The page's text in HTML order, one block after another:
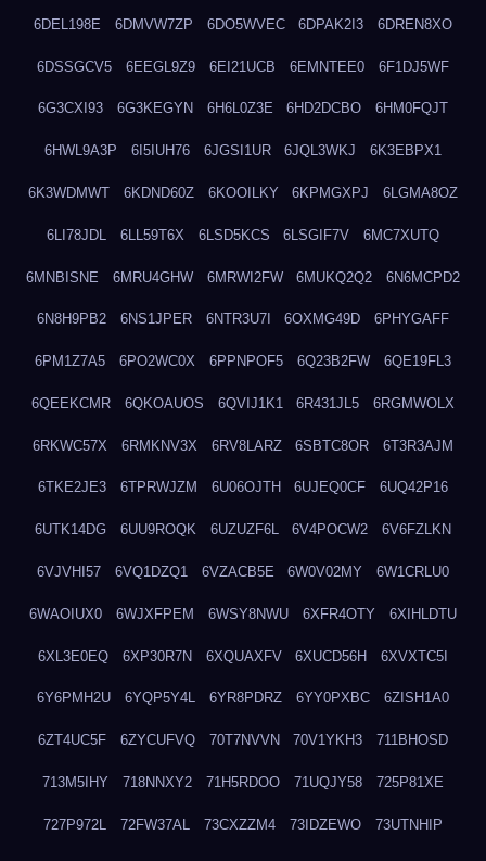
6DEL198E 6DMVW7ZP 6DO5WVEC 6DPAK2I3 6DREN8XO
6DSSGCV5 6EEGL9Z9 6EI21UCB 6EMNTEE0 6F1DJ5WF
6G3CXI93 6G3KEGYN 6H6L0Z3E 6HD2DCBO 6HM0FQJT
6HWL9A3P 6I5IUH76 6JGSI1UR 6JQL3WKJ 6K3EBPX1
6K3WDMWT 6KDND60Z 6KOOILKY 6KPMGXPJ 6LGMA8OZ
6LI78JDL 6LL59T6X 6LSD5KCS 6LSGIF7V 6MC7XUTQ
6MNBISNE 6MRU4GHW 6MRWI2FW 6MUKQ2Q2 6N6MCPD2
6N8H9PB2 6NS1JPER 6NTR3U7I 6OXMG49D 6PHYGAFF
6PM1Z7A5 6PO2WC0X 6PPNPOF5 6Q23B2FW 6QE19FL3
6QEEKCMR 6QKOAUOS 6QVIJ1K1 6R431JL5 6RGMWOLX
6RKWC57X 6RMKNV3X 6RV8LARZ 6SBTC8OR 6T3R3AJM
6TKE2JE3 6TPRWJZM 6U06OJTH 6UJEQ0CF 6UQ42P16
6UTK14DG 6UU9ROQK 6UZUZF6L 6V4POCW2 6V6FZLKN
6VJVHI57 6VQ1DZQ1 6VZACB5E 6W0V02MY 6W1CRLU0
6WAOIUX0 6WJXFPEM 6WSY8NWU 6XFR4OTY 6XIHLDTU
6XL3E0EQ 6XP30R7N 6XQUAXFV 6XUCD56H 6XVXTC5I
6Y6PMH2U 6YQP5Y4L 6YR8PDRZ 6YY0PXBC 6ZISH1A0
6ZT4UC5F 6ZYCUFVQ 70T7NVVN 70V1YKH3 711BHOSD
713M5IHY 718NNXY2 71H5RDOO 71UQJY58 725P81XE
727P972L 72FW37AL 73CXZZM4 73IDZEWO 73UTNHIP